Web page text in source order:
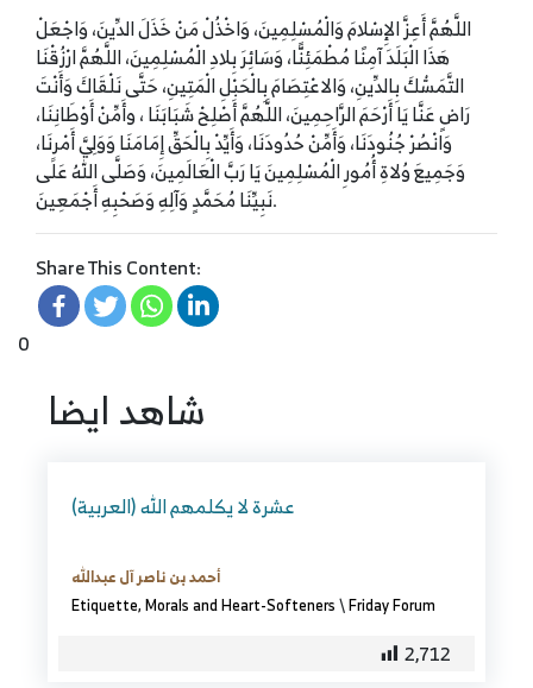
اللَّهُمَّ أَعِزَّ الإِسْلامَ وَالْمُسْلِمِينَ، وَاخْذُلْ مَنْ خَذَلَ الدِّينَ، وَاجْعَلْ
هَذَا الْبَلَدَ آمِنًا مُطْمَئِنًّا، وَسَائِرَ بِلادِ الْمُسْلِمِينَ، اللَّهُمَّ ارْزُقْنَا
التَّمَسُّكَ بِالدِّينِ، وَالاعْتِصَامَ بِالْحَبْلِ الْمَتِينِ، حَتَّى نَلْقَاكَ وَأَنْتَ
رَاضٍ عَنَّا يَا أَرْحَمَ الرَّاحِمِينَ، اللَّهُمَّ أَصْلِحْ شَبَابَنَا ، وأَمِّنْ أَوْطَانِنَا،
وَانْصُرْ جُنُودَنَا، وَأَمِّنْ حُدُودَنَا، وَأَيِّدْ بِالْحَقِّ إِمَامَنَا وَوَلِيَّ أَمْرِنَا،
وَجَمِيعَ وُلاةِ أُمُورِ الْمُسْلِمِينَ يَا رَبَّ الْعَالَمِينَ، وَصَلَّى اللهُ عَلَى
نَبِيِّنَا مُحَمَّدٍ وَآلِهِ وَصَحْبِهِ أَجْمَعِينَ.
Share This Content:
0
شاهد ايضا
(العربية) عشرة لا يكلمهم الله
أحمد بن ناصر آل عبدالله
Etiquette, Morals and Heart-Softeners\Friday Forum
2,712